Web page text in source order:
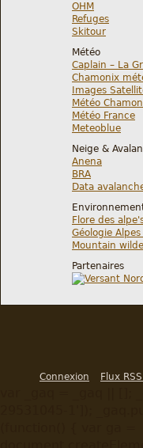
OHM
Refuges
Skitour
Météo
Caplain – La
Chamonix
Images
Météo
Météo France
Meteoblue
Neige &
Anena
BRA
Data
Flore des
Géologie
Mountain
Partenaires
Connexion Flux